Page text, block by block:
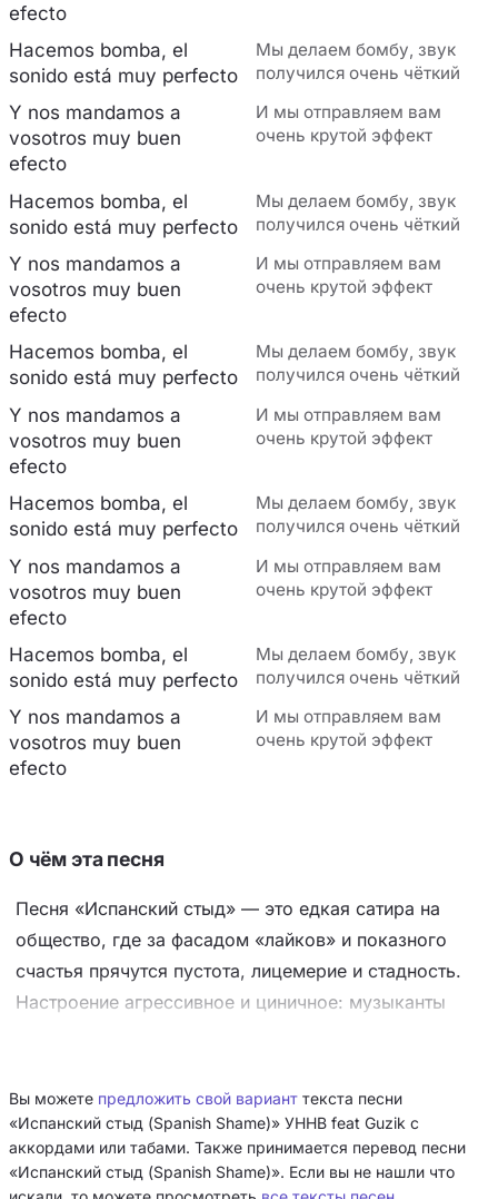
efecto
Hacemos bomba, el
sonido está muy perfecto
Мы делаем бомбу, звук
получился очень чёткий
Y nos mandamos a
vosotros muy buen
efecto
И мы отправляем вам
очень крутой эффект
Hacemos bomba, el
sonido está muy perfecto
Мы делаем бомбу, звук
получился очень чёткий
Y nos mandamos a
vosotros muy buen
efecto
И мы отправляем вам
очень крутой эффект
Hacemos bomba, el
sonido está muy perfecto
Мы делаем бомбу, звук
получился очень чёткий
Y nos mandamos a
vosotros muy buen
efecto
И мы отправляем вам
очень крутой эффект
Hacemos bomba, el
sonido está muy perfecto
Мы делаем бомбу, звук
получился очень чёткий
Y nos mandamos a
vosotros muy buen
efecto
И мы отправляем вам
очень крутой эффект
Hacemos bomba, el
sonido está muy perfecto
Мы делаем бомбу, звук
получился очень чёткий
Y nos mandamos a
vosotros muy buen
efecto
И мы отправляем вам
очень крутой эффект
О чём эта песня
Песня «Испанский стыд» — это едкая сатира на
общество, где за фасадом «лайков» и показного
счастья прячутся пустота, лицемерие и стадность.
Настроение агрессивное и циничное: музыканты
стыда («как собака ебёт чью-то ногу»). Ключевой
приём — контраст испанского текста Guzik с
жёсткой и грязной русской лирикой, что
подчёркивает конфликт между внешним лоском и
Вы можете предложить свой вариант текста песни
«Испанский стыд (Spanish Shame)» УННВ feat Guzik с
аккордами или табами. Также принимается перевод песни
«Испанский стыд (Spanish Shame)». Если вы не нашли что